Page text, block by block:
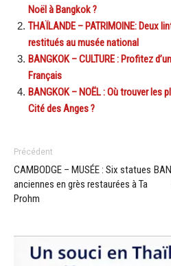
Noël à Bangkok ?
THAÏLANDE – PATRIMOINE: Deux
restitués au musée national
BANGKOK – CULTURE : Profitez
Français
BANGKOK – NOËL : Où trouver les
Cité des Anges ?
Précédent
CAMBODGE – MUSÉE : Six statues
anciennes en grès restaurées à Ta
Prohm